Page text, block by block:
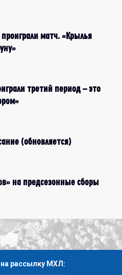
матч. «Крылья
третий период – это
(обновляется)
на предсезонные сборы
рассылку МХЛ: